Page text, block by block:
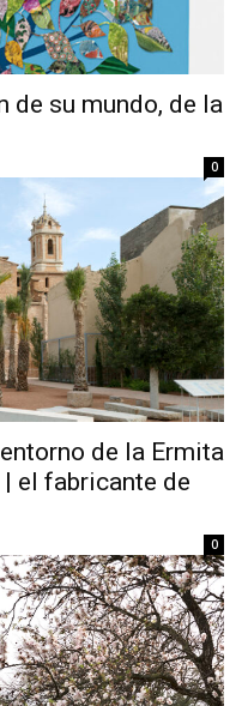
de su mundo, de la
0
de la Ermita
el fabricante de
0